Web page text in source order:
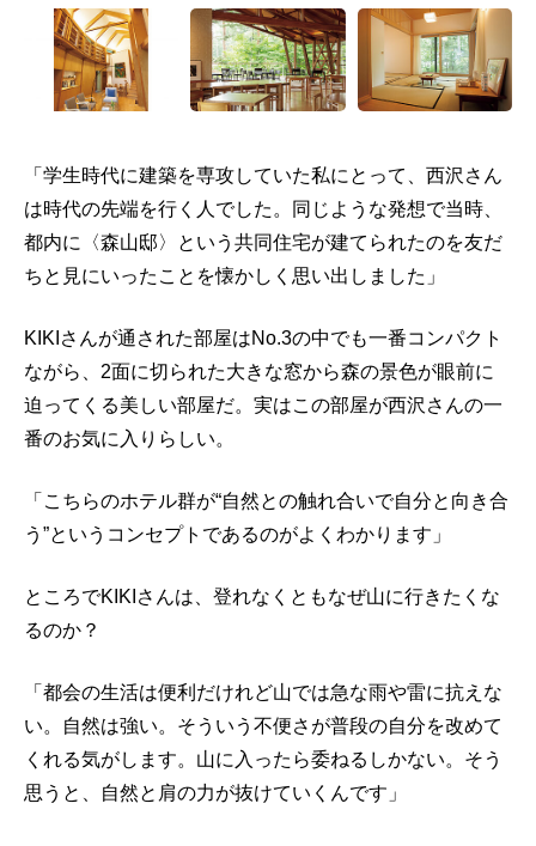
「学生時代に建築を専攻していた私にとって、西沢さん
は時代の先端を行く人でした。同じような発想で当時、
都内に〈森山邸〉という共同住宅が建てられたのを友だ
ちと見にいったことを懐かしく思い出しました」
KIKIさんが通された部屋はNo.3の中でも一番コンパクト
ながら、2面に切られた大きな窓から森の景色が眼前に
迫ってくる美しい部屋だ。実はこの部屋が西沢さんの一
番のお気に入りらしい。
「こちらのホテル群が“自然との触れ合いで自分と向き合
う”というコンセプトであるのがよくわかります」
ところでKIKIさんは、登れなくともなぜ山に行きたくな
るのか？
「都会の生活は便利だけれど山では急な雨や雷に抗えな
い。自然は強い。そういう不便さが普段の自分を改めて
くれる気がします。山に入ったら委ねるしかない。そう
思うと、自然と肩の力が抜けていくんです」